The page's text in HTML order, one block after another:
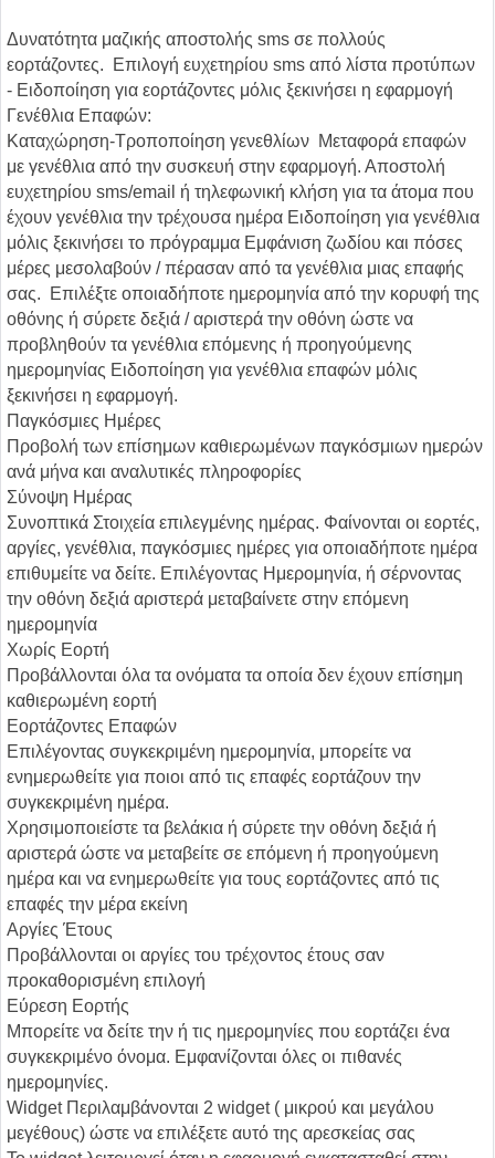
Δυνατότητα μαζικής αποστολής sms σε πολλούς
εορτάζοντες. Επιλογή ευχετηρίου sms από λίστα προτύπων
- Ειδοποίηση για εορτάζοντες μόλις ξεκινήσει η εφαρμογή
Γενέθλια Επαφών:
Καταχώρηση-Τροποποίηση γενεθλίων Μεταφορά επαφών
με γενέθλια από την συσκευή στην εφαρμογή. Αποστολή
ευχετηρίου sms/email ή τηλεφωνική κλήση για τα άτομα που
έχουν γενέθλια την τρέχουσα ημέρα Ειδοποίηση για γενέθλια
μόλις ξεκινήσει το πρόγραμμα Εμφάνιση ζωδίου και πόσες
μέρες μεσολαβούν / πέρασαν από τα γενέθλια μιας επαφής
σας. Επιλέξτε οποιαδήποτε ημερομηνία από την κορυφή της
οθόνης ή σύρετε δεξιά / αριστερά την οθόνη ώστε να
προβληθούν τα γενέθλια επόμενης ή προηγούμενης
ημερομηνίας Ειδοποίηση για γενέθλια επαφών μόλις
ξεκινήσει η εφαρμογή.
Παγκόσμιες Ημέρες
Προβολή των επίσημων καθιερωμένων παγκόσμιων ημερών
ανά μήνα και αναλυτικές πληροφορίες
Σύνοψη Ημέρας
Συνοπτικά Στοιχεία επιλεγμένης ημέρας. Φαίνονται οι εορτές,
αργίες, γενέθλια, παγκόσμιες ημέρες για οποιαδήποτε ημέρα
επιθυμείτε να δείτε. Επιλέγοντας Ημερομηνία, ή σέρνοντας
την οθόνη δεξιά αριστερά μεταβαίνετε στην επόμενη
ημερομηνία
Χωρίς Εορτή
Προβάλλονται όλα τα ονόματα τα οποία δεν έχουν επίσημη
καθιερωμένη εορτή
Εορτάζοντες Επαφών
Επιλέγοντας συγκεκριμένη ημερομηνία, μπορείτε να
ενημερωθείτε για ποιοι από τις επαφές εορτάζουν την
συγκεκριμένη ημέρα.
Χρησιμοποιείστε τα βελάκια ή σύρετε την οθόνη δεξιά ή
αριστερά ώστε να μεταβείτε σε επόμενη ή προηγούμενη
ημέρα και να ενημερωθείτε για τους εορτάζοντες από τις
επαφές την μέρα εκείνη
Αργίες Έτους
Προβάλλονται οι αργίες του τρέχοντος έτους σαν
προκαθορισμένη επιλογή
Εύρεση Εορτής
Μπορείτε να δείτε την ή τις ημερομηνίες που εορτάζει ένα
συγκεκριμένο όνομα. Εμφανίζονται όλες οι πιθανές
ημερομηνίες.
Widget Περιλαμβάνονται 2 widget ( μικρού και μεγάλου
μεγέθους) ώστε να επιλέξετε αυτό της αρεσκείας σας